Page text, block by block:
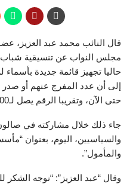
قال النائب محمد عبد العزيز،
مجلس النواب عن تنسيقية شباب
حاليا تجهيز قائمة جديدة بأسماء
إلى أن عدد المفرج عنهم أو
حتى الآن، وتقريبا الرقم يصل لـ1200 مواطن.
جاء ذلك خلال مشاركته في
والسياسيين، اليوم، بعنوان
والمأمول”.
وقال “عبد العزيز”: “نوجه